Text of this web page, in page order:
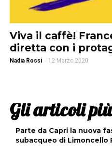
Viva il caffè!
diretta con i
Nadia Rossi - 12 Marzo 2020
Gli articoli
Parte da Capri la nuova
subacqueo di Limoncello